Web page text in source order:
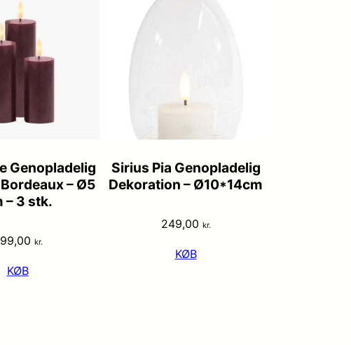
Genopladelig
– Ø5
– 3 stk.
kr.
KØB
Sirius Pia Genopladelig
Dekoration – Ø10*14cm
249,00 kr.
KØB